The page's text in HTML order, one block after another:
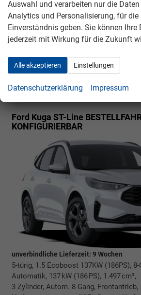
kombiniert 7,6 (WLTP), CO₂-Emission
174.00 g/km (WLTP), CO₂-Klasse F,
White, Zustand, Aussehen: 1, sehr gut,
Fahrfähigkeit: fahrtauglich,
Zustand: unfallfrei, Fahrzeugnr.: 40631
Rückrufbitte absenden
PDF-Datei, Fahrzeugexposé drucken
Drucken, parken oder
Ford Kuga ST-Line
KONFIGURIERBAR
unverbindliche Lieferzeit: 9 Wochen
5-türig, 1.5 Ecoboost 137KW (186PS), 8-
Automatik, 137 kW (186 PS), 1.497 cm³,
3 Zylinder, Autom. 8-Gang, Frontantrieb,
Auswahl und verarbeiten nur die
Analytics und Personalisierung, für die
Einverständnis geben. Sie können Ihre
jederzeit mit Wirkung für die Zukunft
Alle akzeptieren Einstellungen
Datenschutzerklärung Impressum